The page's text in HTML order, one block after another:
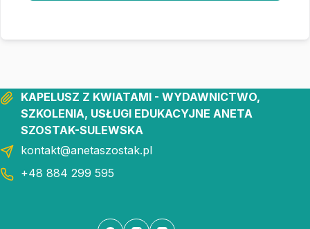
KAPELUSZ Z KWIATAMI - WYDAWNICTWO,
SZKOLENIA, USŁUGI EDUKACYJNE ANETA
SZOSTAK-SULEWSKA
kontakt@anetaszostak.pl
+48 884 299 595